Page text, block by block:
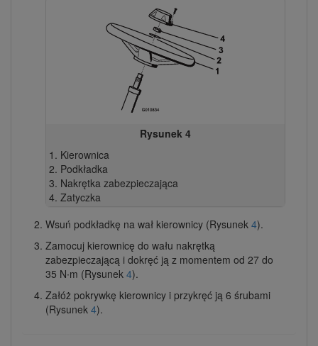
Rysunek 4
Kierownica
Podkładka
Nakrętka zabezpieczająca
Zatyczka
Wsuń podkładkę na wał kierownicy (Rysunek 4).
Zamocuj kierownicę do wału nakrętką
zabezpieczającą i dokręć ją z momentem od 27 do
35 N∙m (Rysunek 4).
Załóż pokrywkę kierownicy i przykręć ją 6 śrubami
(Rysunek 4).